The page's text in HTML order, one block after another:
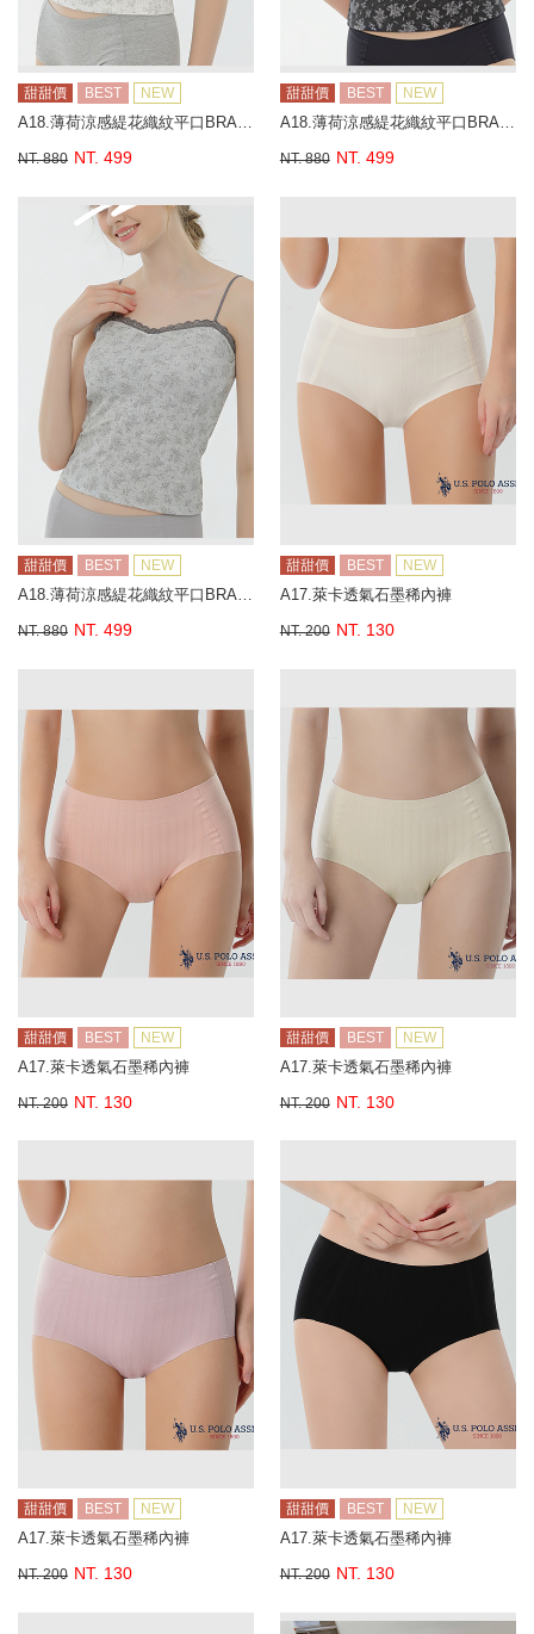
甜甜價 BEST NEW
A18.薄荷涼感緹花織紋平口BRA背心
NT. 880 NT. 499
甜甜價 BEST NEW
A18.薄荷涼感緹花織紋平口BRA背心
NT. 880 NT. 499
甜甜價 BEST NEW
A18.薄荷涼感緹花織紋平口BRA背心
NT. 880 NT. 499
甜甜價 BEST NEW
A17.萊卡透氣石墨稀內褲
NT. 200 NT. 130
甜甜價 BEST NEW
A17.萊卡透氣石墨稀內褲
NT. 200 NT. 130
甜甜價 BEST NEW
A17.萊卡透氣石墨稀內褲
NT. 200 NT. 130
甜甜價 BEST NEW
A17.萊卡透氣石墨稀內褲
NT. 200 NT. 130
甜甜價 BEST NEW
A17.萊卡透氣石墨稀內褲
NT. 200 NT. 130